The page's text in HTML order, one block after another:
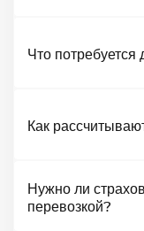
Что потребуется
Как
Нужно ли
перевозкой?